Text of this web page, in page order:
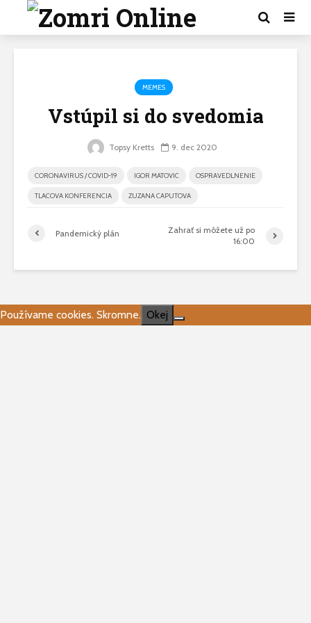
MEMES
Vstúpil si do svedomia
Topsy Kretts 9. dec 2020
CORONAVIRUS / COVID-19 IGOR MATOVIC OSPRAVEDLNENIE
TLACOVA KONFERENCIA ZUZANA CAPUTOVA
Pandemický plán
Zahrať si môžete už po
16:00
Používame cookies. Skromne. Okej